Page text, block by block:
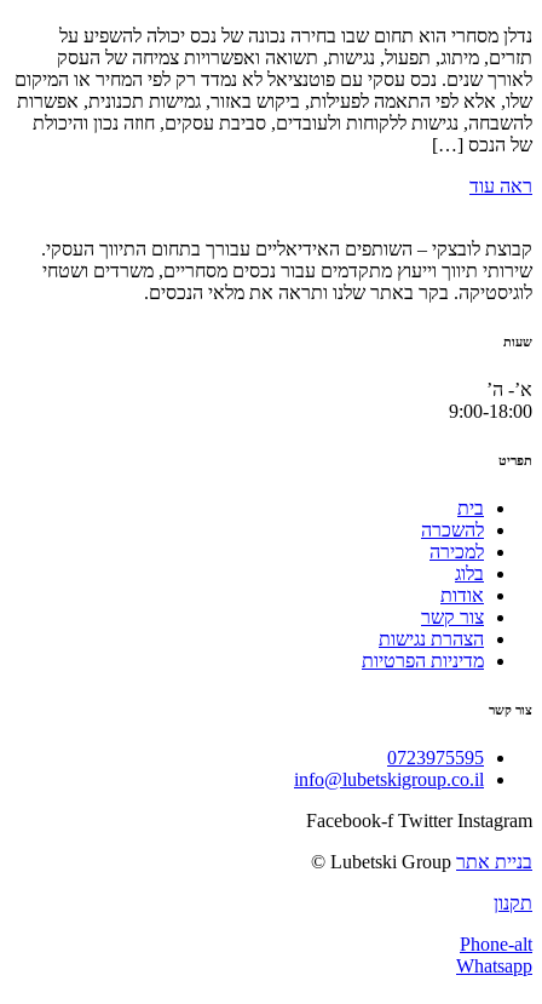
נדלן מסחרי הוא תחום שבו בחירה נכונה של נכס יכולה להשפיע על
תזרים, מיתוג, תפעול, נגישות, תשואה ואפשרויות צמיחה של העסק
לאורך שנים. נכס עסקי עם פוטנציאל לא נמדד רק לפי המחיר או המיקום
שלו, אלא לפי התאמה לפעילות, ביקוש באזור, גמישות תכנונית, אפשרות
להשבחה, נגישות ללקוחות ולעובדים, סביבת עסקים, חוזה נכון והיכולת
של הנכס […]
ראה עוד
קבוצת לובצקי – השותפים האידיאליים עבורך בתחום התיווך העסקי.
שירותי תיווך וייעוץ מתקדמים עבור נכסים מסחריים, משרדים ושטחי
לוגיסטיקה. בקר באתר שלנו ותראה את מלאי הנכסים.
שעות
א’- ה’
9:00-18:00
תפריט
בית
להשכרה
למכירה
בלוג
אודות
צור קשר
הצהרת נגישות
מדיניות הפרטיות
צור קשר
0723975595
info@lubetskigroup.co.il
Facebook-f Twitter Instagram
בניית אתר
תקנון
Phone-alt
Whatsapp